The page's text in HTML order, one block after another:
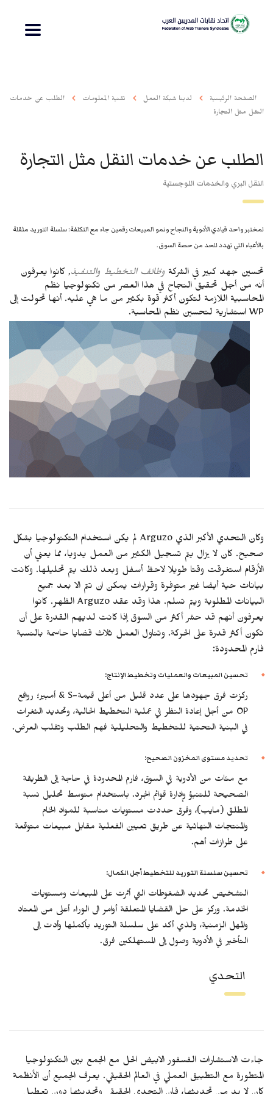
الصفحة الرئيسية لدينا شبكة العمل تقنية المعلومات
الطلب عن خدمات
النقل مثل التجارة
الطلب عن خدمات النقل مثل التجارة
النقل البري والخدمات اللوجستية
لمختبر واحد قيادي الأدوية والنجاح ونمو المبيعات رقمين جاء مع التكلفة: سلسلة التوريد مثقلة
بالأعباء التي تهدد للحد من حصة السوق.
تحسين جهد كبير في الشركة وظائف التخطيط والتنفيذ, كانوا يعرفون
أنه من أجل تحقيق النجاح في هذا العصر من تكنولوجيا نظم
المحاسبية اللازمة لتكون أكثر قوة بكثير من ما هي عليه. أنها تحولت إلى
WP استشارية لتحسين نظم المحاسبة.
وكان التحدي الأكبر الذي Arguzo لم يكن استخدام التكنولوجيا بشكل
صحيح. كان لا يزال يتم تسجيل الكثير من العمل يدويا، مما يعني أن
الأرقام استغرقت وقتا طويلا لاحظ أسفل وبعد ذلك يتم تحليلها. وكانت
بيانات حية أيضا غير متوفرة وقرارات يمكن ان تتم الا بعد جميع
البيانات المطلوبة ويتم تسلم. هذا وقد عقد Arguzo الظهر. كانوا
يعرفون أنهم قد حشر أكثر من السوق إذا كانت لديهم القدرة على أن
تكون أكثر قدرة على الحركة. وتناول العمل ثلاث قضايا حاسمة بالنسبة
فارم المحدودة:
تحسين المبيعات والعمليات وتخطيط الإنتاج:
ركزت فرق جهودها على عدد قليل من أعلى قيمة-S & أمبير؛ روافع
OP من أجل إعادة النظر في عملية التخطيط الحالية، وتحديد الثغرات
في البنية التحتية للتخطيط والتحليلية فهم الطلب وتقلب العرض.
تحديد مستوى المخزون الصحيح:
مع مئات من الأدوية في السوق، فارم المحدودة في حاجة إلى الطريقة
الصحيحة للتنبؤ وإدارة قوائم الجرد. باستخدام متوسط تحليل نسبة
المطلق (مايب)، وفرق حددت مستويات مناسبة للمواد الخام
والمنتجات النهائية عن طريق تعيين الفعلية مقابل مبيعات متوقعة
على طرازات أهم.
تحسين سلسلة التوريد للتخطيط أجل الكمال:
التشخيص تحديد الضغوطات التي أثرت على المبيعات ومستويات
الخدمة. وركز على حل القضايا المتعلقة أوامر الى الوراء أعلى من المعتاد
والمهل الزمنية، والذي أكد على سلسلة التوريد بأكملها وأدت إلى
التأخير في الأدوية وصول إلى المستهلكين فرق.
التحدي
جاءت الاستشارات الفسفور الابيض الحل مع الجمع بين التكنولوجيا
المتطورة مع التطبيق العملي في العالم الحقيقي. يعرف الجميع أن الأنظمة